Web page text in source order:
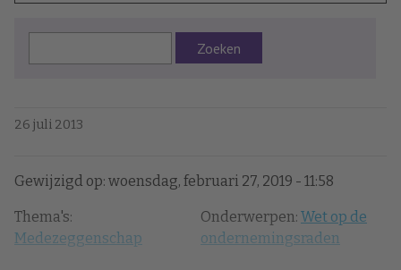
Zoeken
26 juli 2013
Gewijzigd op: woensdag, februari 27, 2019 - 11:58
Thema's:
Medezeggenschap
Onderwerpen: Wet op de
ondernemingsraden